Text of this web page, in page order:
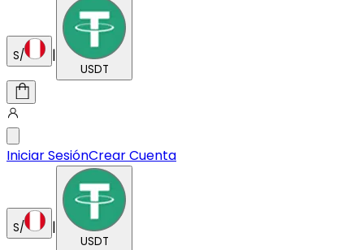
S/ |
USDT
Iniciar SesiónCrear Cuenta
S/ |
USDT